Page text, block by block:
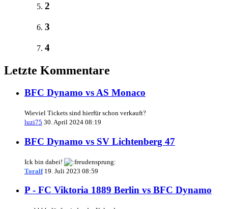
2
3
4
Letzte Kommentare
BFC Dynamo vs AS Monaco
Wieviel Tickets sind hierfür schon verkauft?
luzi75 30. April 2024 08:19
BFC Dynamo vs SV Lichtenberg 47
Ick bin dabei!
Toralf 19. Juli 2023 08:59
P - FC Viktoria 1889 Berlin vs BFC Dynamo